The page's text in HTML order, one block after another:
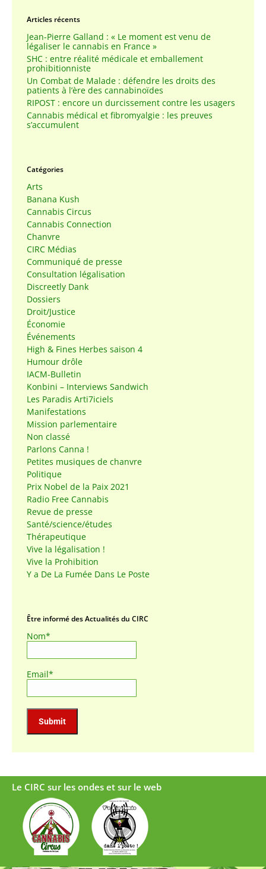
Articles récents
Jean-Pierre Galland : « Le moment est venu de
légaliser le cannabis en France »
SHC : entre réalité médicale et emballement
prohibitionniste
Un Combat de Malade : défendre les droits des
patients à l’ère des cannabinoïdes
RIPOST : encore un durcissement contre les usagers
Cannabis médical et fibromyalgie : les preuves
s’accumulent
Catégories
Arts
Banana Kush
Cannabis Circus
Cannabis Connection
Chanvre
CIRC Médias
Communiqué de presse
Consultation légalisation
Discreetly Dank
Dossiers
Droit/Justice
Économie
Événements
High & Fines Herbes saison 4
Humour drôle
IACM-Bulletin
Konbini – Interviews Sandwich
Les Paradis Arti7iciels
Manifestations
Mission parlementaire
Non classé
Parlons Canna !
Petites musiques de chanvre
Politique
Prix Nobel de la Paix 2021
Radio Free Cannabis
Revue de presse
Santé/science/études
Thérapeutique
Vive la légalisation !
Vive la Prohibition
Y a De La Fumée Dans Le Poste
Être informé des Actualités du CIRC
Nom*
Email*
Le CIRC sur les ondes et sur le web